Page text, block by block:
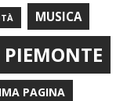
MUSICA
PIEMONTE
PAGINA